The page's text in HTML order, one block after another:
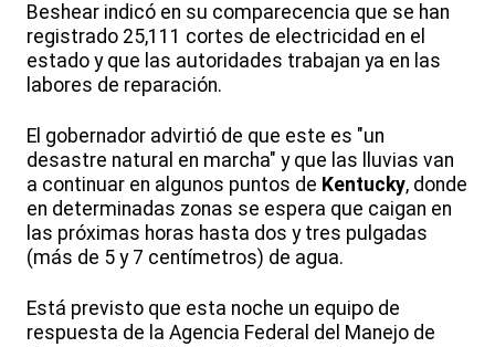
Beshear indicó en su comparecencia que se han
registrado 25,111 cortes de electricidad en el
estado y que las autoridades trabajan ya en las
labores de reparación.
El gobernador advirtió de que este es "un
desastre natural en marcha" y que las lluvias van
a continuar en algunos puntos de Kentucky, donde
en determinadas zonas se espera que caigan en
las próximas horas hasta dos y tres pulgadas
(más de 5 y 7 centímetros) de agua.
Está previsto que esta noche un equipo de
respuesta de la Agencia Federal del Manejo de